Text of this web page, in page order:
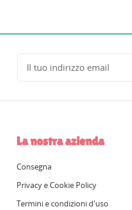
La nostra azienda
Consegna
Privacy e Cookie Policy
Termini e condizioni d'uso